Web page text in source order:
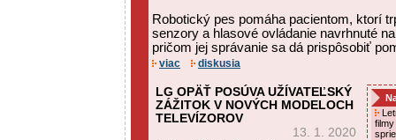
Robotický pes pomáha pacientom, ktorí
senzory a hlasové ovládanie navrhnuté
pričom jej správanie sa dá prispôsobiť
viac diskusia
LG OPÄŤ POSÚVA UŽÍVATEĽSKÝ
ZÁŽITOK V NOVÝCH MODELOCH
TELEVÍZOROV
13. 1. 2020